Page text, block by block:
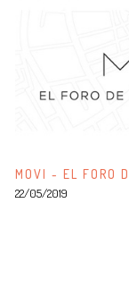
MOVI - EL FORO
22/05/2019